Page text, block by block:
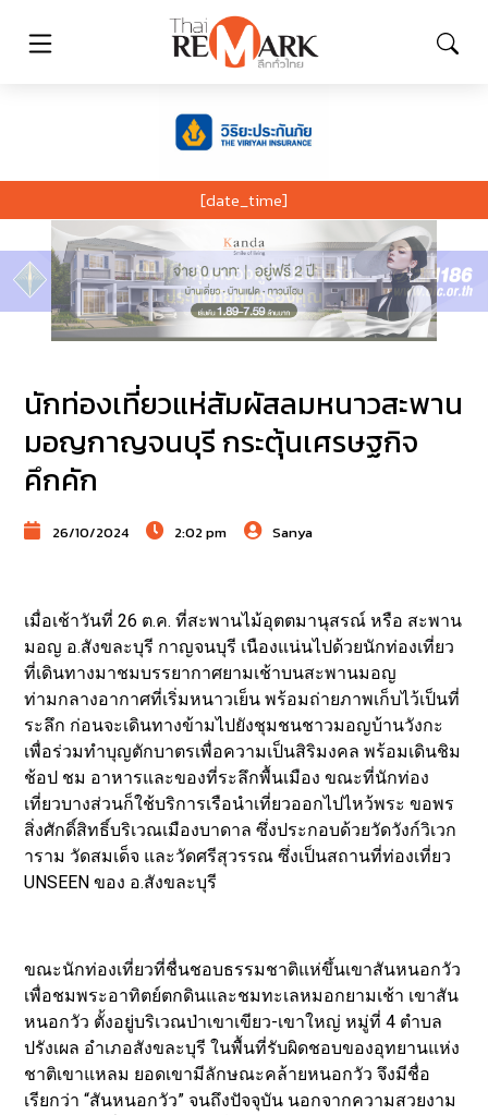
[date_time]
นักท่องเที่ยวแห่สัมผัสลมหนาวสะพาน
มอญกาญจนบุรี กระตุ้นเศรษฐกิจ
คึกคัก
26/10/2024 2:02 pm Sanya
เมื่อเช้าวันที่ 26 ต.ค. ที่สะพานไม้อุตตมานุสรณ์ หรือ สะพาน
มอญ อ.สังขละบุรี กาญจนบุรี เนืองแน่นไปด้วยนักท่องเที่ยว
ที่เดินทางมาชมบรรยากาศยามเช้าบนสะพานมอญ
ท่ามกลางอากาศที่เริ่มหนาวเย็น พร้อมถ่ายภาพเก็บไว้เป็นที่
ระลึก ก่อนจะเดินทางข้ามไปยังชุมชนชาวมอญบ้านวังกะ
เพื่อร่วมทำบุญตักบาตรเพื่อความเป็นสิริมงคล พร้อมเดินชิม
ช้อป ชม อาหารและของที่ระลึกพื้นเมือง ขณะที่นักท่อง
เที่ยวบางส่วนก็ใช้บริการเรือนำเที่ยวออกไปไหว้พระ ขอพร
สิ่งศักดิ์สิทธิ์บริเวณเมืองบาดาล ซึ่งประกอบด้วยวัดวังก์วิเวก
าราม วัดสมเด็จ และวัดศรีสุวรรณ ซึ่งเป็นสถานที่ท่องเที่ยว
UNSEEN ของ อ.สังขละบุรี
ขณะนักท่องเที่ยวที่ชื่นชอบธรรมชาติแห่ขึ้นเขาสันหนอกวัว
เพื่อชมพระอาทิตย์ตกดินและชมทะเลหมอกยามเช้า เขาสัน
หนอกวัว ตั้งอยู่บริเวณป่าเขาเขียว-เขาใหญ่ หมู่ที่ 4 ตำบล
ปรังเผล อำเภอสังขละบุรี ในพื้นที่รับผิดชอบของอุทยานแห่ง
ชาติเขาแหลม ยอดเขามีลักษณะคล้ายหนอกวัว จึงมีชื่อ
เรียกว่า “สันหนอกวัว” จนถึงปัจจุบัน นอกจากความสวยงาม